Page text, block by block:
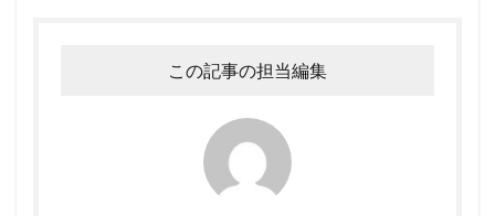
この記事の担当編集